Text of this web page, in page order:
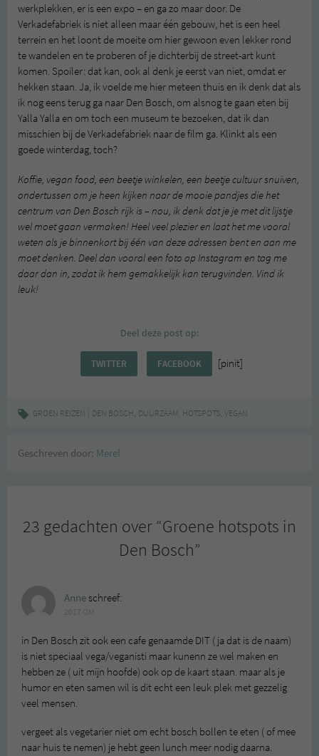
werkplekken, er is een expo – en ga zo maar door. De
Verkadefabriek is niet alleen maar één gebouw, het is een heel
terrein en het loont de moeite om hier gewoon even lekker rond
te wandelen en te proberen of je dichterbij de street-art kunt
komen. Spoiler: dat kan, ook al denk je eerst van niet, omdat er
hekken staan. Ja, ik voelde me hier meteen thuis en ik denk dat als
ik nog eens terug ga naar Den Bosch, om alsnog te gaan eten bij
Yalla Yalla en om toch een museum te bezoeken, dat ik dan
misschien bij de Verkadefabriek naar de film ga. Klinkt als een
goede winterdag, toch?
Koffie, vegan food, een beetje winkelen, een beetje cultuur snuiven,
ondertussen om je heen kijken naar de mooie pandjes die het
centrum van Den Bosch rijk is – nou, ik denk dat je je met dit lijstje
wel moet gaan vermaken! Heel veel plezier en laat het me vooral
weten als je binnenkort bij één van deze adressen bent en aan me
moet denken. Deel dan vooral een foto op Instagram en tag me
daar dan in, zodat ik hem gemakkelijk kan terugvinden. Vind ik
leuk!
Deel deze post op:
TWITTER FACEBOOK [pinit]
GROEN REIZEN DEN BOSCH, DUURZAAM, HOTSPOTS, VEGAN
Geschreven door: Merel
23 gedachten over “Groene hotspots in
Den Bosch”
Anneschreef:
in Den Bosch zit ook een cafe genaamde DIT ( ja dat is de naam)
is niet speciaal vega/veganisti maar kunenn ze wel maken en
hebben ze ( uit mijn hoofde) ook op de kaart staan. maar als je
humor en eten samen wil is dit echt een leuk plek met gezzelig
veel mensen.
vergeet als vegetarier niet om echt bosch bollen te eten ( of mee
naar huis te nemen) je hebt geen lunch meer nodig daarna.